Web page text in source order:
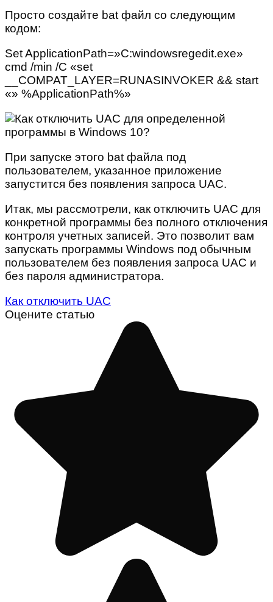
Просто создайте bat файл со следующим
кодом:
Set ApplicationPath=»C:windowsregedit.exe»
cmd /min /C «set
__COMPAT_LAYER=RUNASINVOKER && start
«» %ApplicationPath%»
При запуске этого bat файла под
пользователем, указанное приложение
запустится без появления запроса UAC.
Итак, мы рассмотрели, как отключить UAC для
конкретной программы без полного отключения
контроля учетных записей. Это позволит вам
запускать программы Windows под обычным
пользователем без появления запроса UAC и
без пароля администратора.
Как отключить UAC
Оцените статью